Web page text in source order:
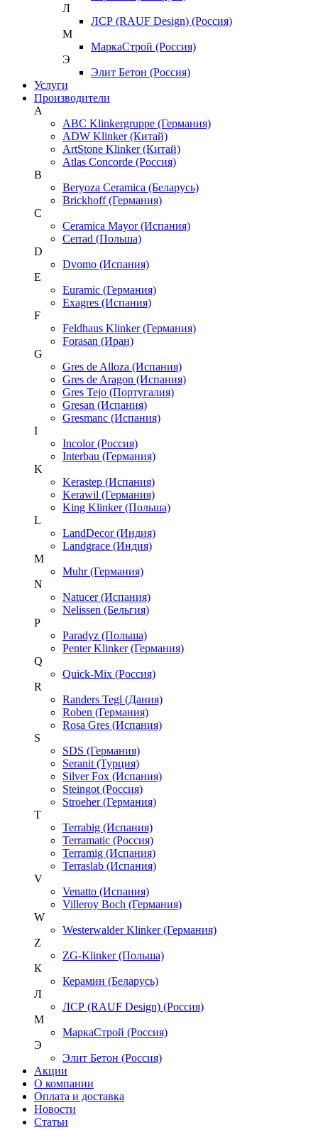
Л
ЛСР (RAUF Design) (Россия)
М
МаркаСтрой (Россия)
Э
Элит Бетон (Россия)
Услуги
Производители
A
ABC Klinkergruppe (Германия)
ADW Klinker (Китай)
ArtStone Klinker (Китай)
Atlas Concorde (Россия)
B
Beryoza Ceramica (Беларусь)
Brickhoff (Германия)
C
Ceramica Mayor (Испания)
Cerrad (Польша)
D
Dvomo (Испания)
E
Euramic (Германия)
Exagres (Испания)
F
Feldhaus Klinker (Германия)
Forasan (Иран)
G
Gres de Alloza (Испания)
Gres de Aragon (Испания)
Gres Tejo (Португалия)
Gresan (Испания)
Gresmanc (Испания)
I
Incolor (Россия)
Interbau (Германия)
K
Kerastep (Испания)
Kerawil (Германия)
King Klinker (Польша)
L
LandDecor (Индия)
Landgrace (Индия)
M
Muhr (Германия)
N
Natucer (Испания)
Nelissen (Бельгия)
P
Paradyz (Польша)
Penter Klinker (Германия)
Q
Quick-Mix (Россия)
R
Randers Tegl (Дания)
Roben (Германия)
Rosa Gres (Испания)
S
SDS (Германия)
Seranit (Турция)
Silver Fox (Испания)
Steingot (Россия)
Stroeher (Германия)
T
Terrabig (Испания)
Terramatic (Россия)
Terramig (Испания)
Terraslab (Испания)
V
Venatto (Испания)
Villeroy Boch (Германия)
W
Westerwalder Klinker (Германия)
Z
ZG-Klinker (Польша)
К
Керамин (Беларусь)
Л
ЛСР (RAUF Design) (Россия)
М
МаркаСтрой (Россия)
Э
Элит Бетон (Россия)
Акции
О компании
Оплата и доставка
Новости
Статьи